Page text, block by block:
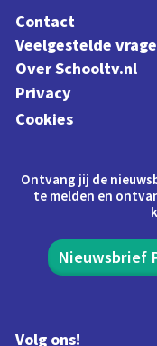
Contact
Veelgestelde
Over Schooltv.nl
Privacy
Cookies
Ontvang jij de
te melden en
Nieuwsbrief
Volg ons!